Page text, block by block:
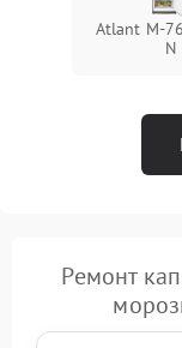
Atlant М-
N
Ремонт